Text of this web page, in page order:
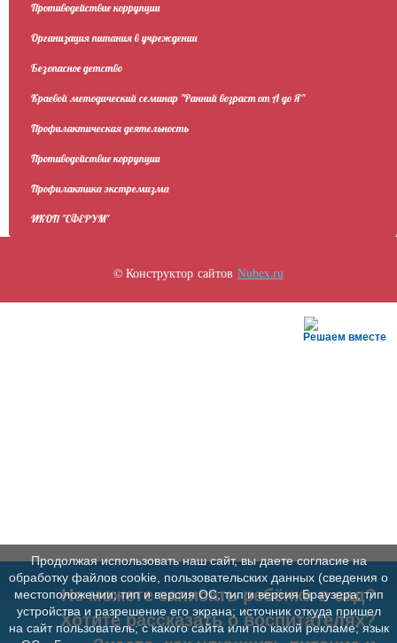
Противодействие коррупции
Организация питания в учреждении
Безопасное детство
Краевой методический семинар "Ранний возраст от А до Я"
Профилактическая деятельность
Противодействие коррупции
Профилактика экстремизма
ИКОП "СФЕРУМ"
© Конструктор сайтов Nubex.ru
Решаем вместе
Не можете записать ребёнка в сад?
Хотите рассказать о воспитателях?
Продолжая использовать наш сайт, вы даете согласие на
обработку файлов cookie, пользовательских данных (сведения о
местоположении; тип и версия ОС; тип и версия Браузера; тип
устройства и разрешение его экрана; источник откуда пришел
на сайт пользователь; с какого сайта или по какой рекламе; язык